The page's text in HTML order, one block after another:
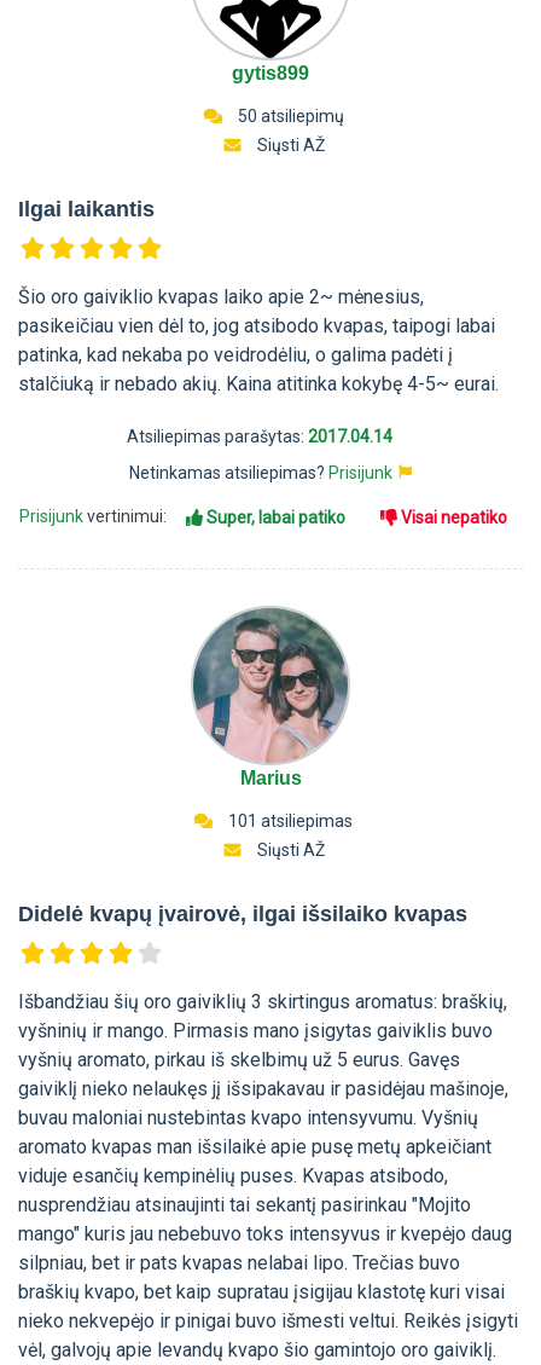
gytis899
50 atsiliepimų
Siųsti AŽ
Ilgai laikantis
Šio oro gaiviklio kvapas laiko apie 2~ mėnesius,
pasikeičiau vien dėl to, jog atsibodo kvapas, taipogi labai
patinka, kad nekaba po veidrodėliu, o galima padėti į
stalčiuką ir nebado akių. Kaina atitinka kokybę 4-5~ eurai.
Atsiliepimas parašytas: 2017.04.14
Netinkamas atsiliepimas? Prisijunk
Prisijunkvertinimui: Super, labai patiko Visai nepatiko
Marius
101 atsiliepimas
Siųsti AŽ
Didelė kvapų įvairovė, ilgai išsilaiko kvapas
Išbandžiau šių oro gaiviklių 3 skirtingus aromatus: braškių,
vyšninių ir mango. Pirmasis mano įsigytas gaiviklis buvo
vyšnių aromato, pirkau iš skelbimų už 5 eurus. Gavęs
gaiviklį nieko nelaukęs jį išsipakavau ir pasidėjau mašinoje,
buvau maloniai nustebintas kvapo intensyvumu. Vyšnių
aromato kvapas man išsilaikė apie pusę metų apkeičiant
viduje esančių kempinėlių puses. Kvapas atsibodo,
nusprendžiau atsinaujinti tai sekantį pasirinkau "Mojito
mango" kuris jau nebebuvo toks intensyvus ir kvepėjo daug
silpniau, bet ir pats kvapas nelabai lipo. Trečias buvo
braškių kvapo, bet kaip supratau įsigijau klastotę kuri visai
nieko nekvepėjo ir pinigai buvo išmesti veltui. Reikės įsigyti
vėl, galvojų apie levandų kvapo šio gamintojo oro gaiviklį.